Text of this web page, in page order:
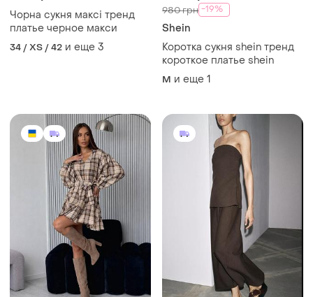
Чорна сукня максі тренд
платье черное макси
34 / XS / 42 и еще 3
980 грн -19%
Shein
Коротка сукня shein тренд
короткое платье shein
M и еще 1